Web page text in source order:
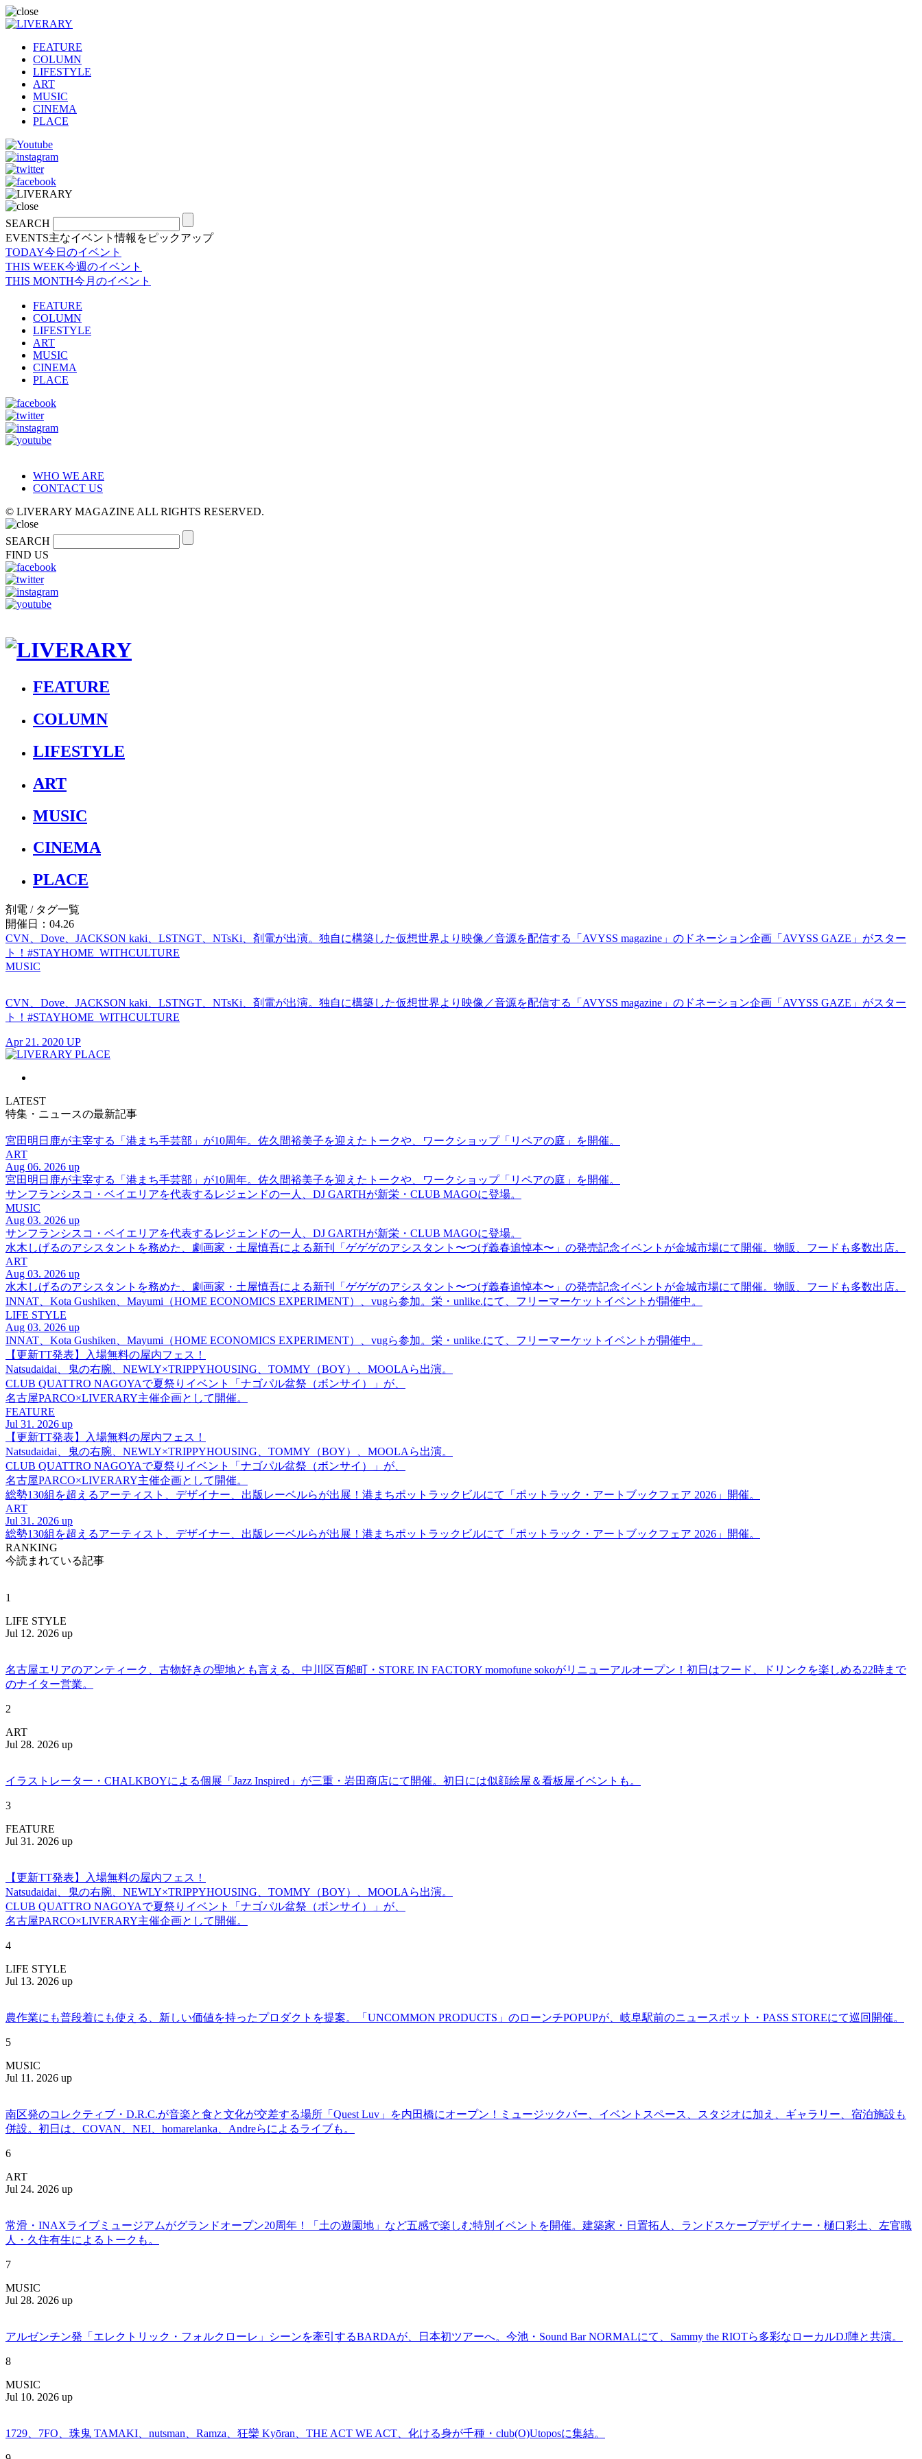
FEATURE
COLUMN
LIFESTYLE
ART
MUSIC
CINEMA
PLACE
SEARCH
EVENTS主なイベント情報をピックアップ
TODAY今日のイベント
THIS WEEK今週のイベント
THIS MONTH今月のイベント
FEATURE
COLUMN
LIFESTYLE
ART
MUSIC
CINEMA
PLACE
WHO WE ARE
CONTACT US
© LIVERARY MAGAZINE ALL RIGHTS RESERVED.
SEARCH
FIND US
FEATURE
COLUMN
LIFESTYLE
ART
MUSIC
CINEMA
PLACE
剤電 / タグ一覧
開催日：04.26
CVN、Dove、JACKSON kaki、LSTNGT、NTsKi、剤電が出演。独自に構築した仮想世界より映像／音源を配信する「AVYSS magazine」のドネーション企画「AVYSS GAZE」がスター
ト！#STAYHOME_WITHCULTURE
MUSIC
CVN、Dove、JACKSON kaki、LSTNGT、NTsKi、剤電が出演。独自に構築した仮想世界より映像／音源を配信する「AVYSS magazine」のドネーション企画「AVYSS GAZE」がスター
ト！#STAYHOME_WITHCULTURE
Apr 21. 2020 UP
LATEST
特集・ニュースの最新記事
宮田明日鹿が主宰する「港まち手芸部」が10周年。佐久間裕美子を迎えたトークや、ワークショップ「リペアの庭」を開催。
ART
Aug 06. 2026 up
宮田明日鹿が主宰する「港まち手芸部」が10周年。佐久間裕美子を迎えたトークや、ワークショップ「リペアの庭」を開催。
サンフランシスコ・ベイエリアを代表するレジェンドの一人、DJ GARTHが新栄・CLUB MAGOに登場。
MUSIC
Aug 03. 2026 up
サンフランシスコ・ベイエリアを代表するレジェンドの一人、DJ GARTHが新栄・CLUB MAGOに登場。
水木しげるのアシスタントを務めた、劇画家・土屋慎吾による新刊「ゲゲゲのアシスタント〜つげ義春追悼本〜」の発売記念イベントが金城市場にて開催。物販、フードも多数出店。
ART
Aug 03. 2026 up
水木しげるのアシスタントを務めた、劇画家・土屋慎吾による新刊「ゲゲゲのアシスタント〜つげ義春追悼本〜」の発売記念イベントが金城市場にて開催。物販、フードも多数出店。
INNAT、Kota Gushiken、Mayumi（HOME ECONOMICS EXPERIMENT）、vugら参加。栄・unlike.にて、フリーマーケットイベントが開催中。
LIFE STYLE
Aug 03. 2026 up
INNAT、Kota Gushiken、Mayumi（HOME ECONOMICS EXPERIMENT）、vugら参加。栄・unlike.にて、フリーマーケットイベントが開催中。
【更新TT発表】入場無料の屋内フェス！
Natsudaidai、鬼の右腕、NEWLY×TRIPPYHOUSING、TOMMY（BOY）、MOOLAら出演。
CLUB QUATTRO NAGOYAで夏祭りイベント「ナゴパル盆祭（ボンサイ）」が、
名古屋PARCO×LIVERARY主催企画として開催。
FEATURE
Jul 31. 2026 up
【更新TT発表】入場無料の屋内フェス！
Natsudaidai、鬼の右腕、NEWLY×TRIPPYHOUSING、TOMMY（BOY）、MOOLAら出演。
CLUB QUATTRO NAGOYAで夏祭りイベント「ナゴパル盆祭（ボンサイ）」が、
名古屋PARCO×LIVERARY主催企画として開催。
総勢130組を超えるアーティスト、デザイナー、出版レーベルらが出展！港まちポットラックビルにて「ポットラック・アートブックフェア 2026」開催。
ART
Jul 31. 2026 up
総勢130組を超えるアーティスト、デザイナー、出版レーベルらが出展！港まちポットラックビルにて「ポットラック・アートブックフェア 2026」開催。
RANKING
今読まれている記事
1
LIFE STYLE
Jul 12. 2026 up
名古屋エリアのアンティーク、古物好きの聖地とも言える、中川区百船町・STORE IN FACTORY momofune sokoがリニューアルオープン！初日はフード、ドリンクを楽しめる22時まで
のナイター営業。
2
ART
Jul 28. 2026 up
イラストレーター・CHALKBOYによる個展「Jazz Inspired」が三重・岩田商店にて開催。初日には似顔絵屋＆看板屋イベントも。
3
FEATURE
Jul 31. 2026 up
【更新TT発表】入場無料の屋内フェス！
Natsudaidai、鬼の右腕、NEWLY×TRIPPYHOUSING、TOMMY（BOY）、MOOLAら出演。
CLUB QUATTRO NAGOYAで夏祭りイベント「ナゴパル盆祭（ボンサイ）」が、
名古屋PARCO×LIVERARY主催企画として開催。
4
LIFE STYLE
Jul 13. 2026 up
農作業にも普段着にも使える、新しい価値を持ったプロダクトを提案。「UNCOMMON PRODUCTS」のローンチPOPUPが、岐阜駅前のニュースポット・PASS STOREにて巡回開催。
5
MUSIC
Jul 11. 2026 up
南区発のコレクティブ・D.R.C.が⾳楽と⾷と⽂化が交差する場所「Quest Luv」を内田橋にオープン！ミュージックバー、イベントスペース、スタジオに加え、ギャラリー、宿泊施設も
併設。初日は、COVAN、NEI、homarelanka、Andreらによるライブも。
6
ART
Jul 24. 2026 up
常滑・INAXライブミュージアムがグランドオープン20周年！「土の遊園地」など五感で楽しむ特別イベントを開催。建築家・日置拓人、ランドスケープデザイナー・樋口彩土、左官職
人・久住有生によるトークも。
7
MUSIC
Jul 28. 2026 up
アルゼンチン発「エレクトリック・フォルクローレ」シーンを牽引するBARDAが、日本初ツアーへ。今池・Sound Bar NORMALにて、Sammy the RIOTら多彩なローカルDJ陣と共演。
8
MUSIC
Jul 10. 2026 up
1729、7FO、珠鬼 TAMAKI、nutsman、Ramza、狂欒 Kyōran、THE ACT WE ACT、化ける身が千種・club(O)Utoposに集結。